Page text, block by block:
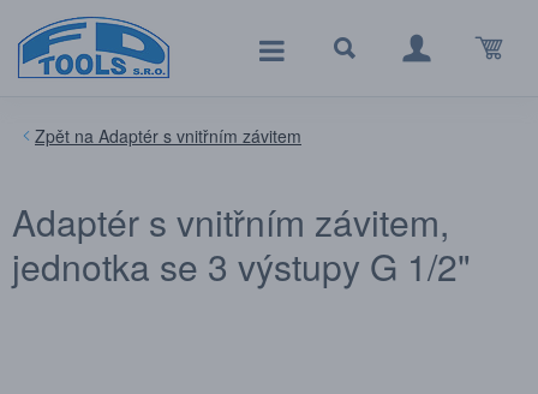
Adaptér s vnitřním závitem
Adaptér s vnitřním závitem,
jednotka se 3 výstupy G 1/2"